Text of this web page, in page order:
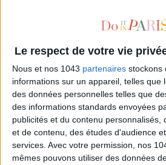
Le respect de votre vie
Nous et nos 1043 partenaires stockons
informations sur un appareil, telles que
des données personnelles telles que
des informations standards envoyées
publicités et du contenu personnalisés,
et de contenu, des études d'audience
services. Avec votre permission, nos
mêmes pouvons utiliser des données
FRAGRANCES